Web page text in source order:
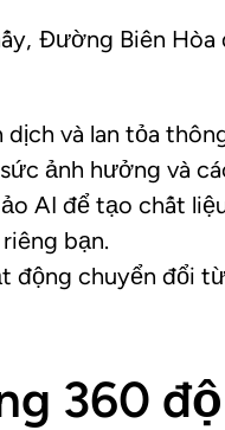
Đường Biên
dịch và lan tỏa
ảnh hưởng và
AI để tạo chất
bạn.
động chuyển đổi
360 độ